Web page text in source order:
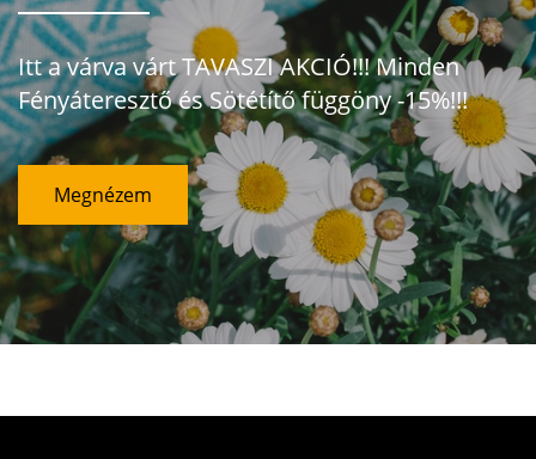
Itt a várva várt TAVASZI AKCIÓ!!! Minden
Fényáteresztő és Sötétítő függöny -15%!!!
Megnézem